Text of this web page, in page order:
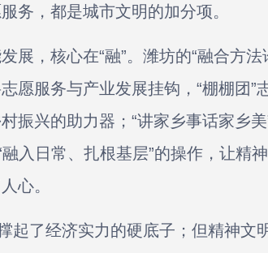
务，都是城市文明的加分项。
，核心在“融”。潍坊的“融合方法
愿服务与产业发展挂钩，“棚棚团
振兴的助力器；“讲家乡事话家乡
融入日常、扎根基层”的操作，让精
心。
了经济实力的硬底子；但精神文